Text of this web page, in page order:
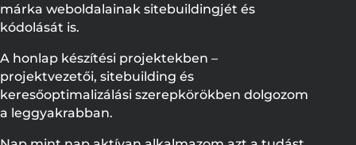
márka weboldalainak sitebuildingjét és
kódolását is.
A honlap készítési projektekben –
projektvezetői, sitebuilding és
keresőoptimalizálási szerepkörökben dolgozom
a leggyakrabban.